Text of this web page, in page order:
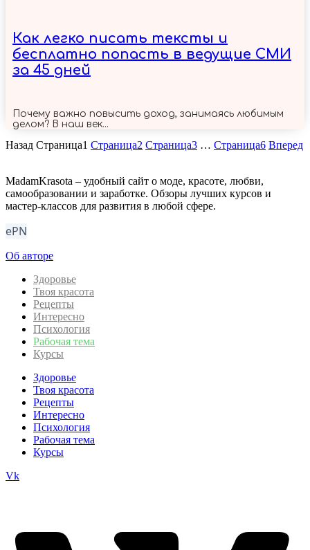
Как легко писать тексты и
бесплатно попасть в ведущие СМИ
за 45 дней
Почему важно повысить доход, занимаясь любимым
делом? В наш век...
Назад Страница1 Страница2 Страница3 … Страница6 Вперед
MadamKrasota – удобный сайт о моде, красоте, любви,
самообразовании и заработке. Обзоры лучших курсов и
мастер-классов для развития в любой сфере.
ePN
Об авторе
Здоровье
Твоя красота
Рецепты
Интересно
Психология
Рабочая тема
Курсы
Здоровье
Твоя красота
Рецепты
Интересно
Психология
Рабочая тема
Курсы
Vk